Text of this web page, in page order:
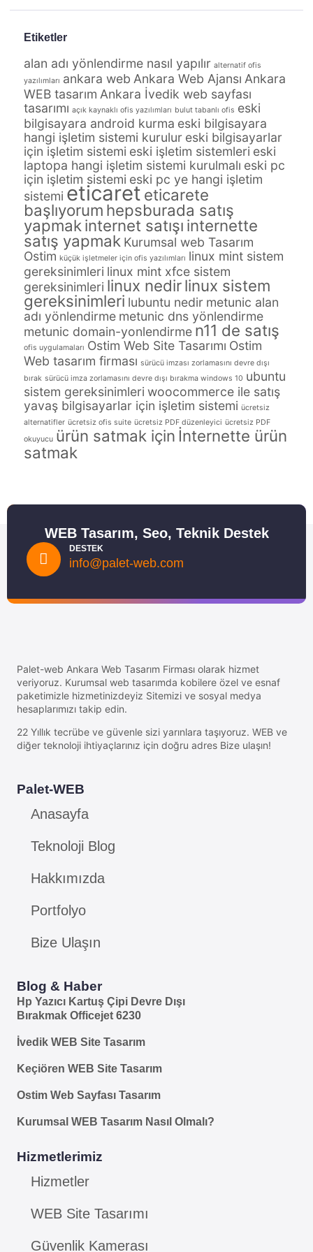
Etiketler
alan adı yönlendirme nasıl yapılır alternatif ofis
yazılımları ankara web Ankara Web Ajansı Ankara
WEB tasarım Ankara İvedik web sayfası
tasarımı açık kaynaklı ofis yazılımları bulut tabanlı ofis eski
bilgisayara android kurma eski bilgisayara
hangi işletim sistemi kurulur eski bilgisayarlar
için işletim sistemi eski işletim sistemleri eski
laptopa hangi işletim sistemi kurulmalı eski pc
için işletim sistemi eski pc ye hangi işletim
sistemi eticaret eticarete
başlıyorum hepsburada satış
yapmak internet satışı internette
satış yapmak Kurumsal web Tasarım
Ostim küçük işletmeler için ofis yazılımları linux mint sistem
gereksinimleri linux mint xfce sistem
gereksinimleri linux nedirlinux sistem
gereksinimleri lubuntu nedir metunic alan
adı yönlendirme metunic dns yönlendirme
metunic domain-yonlendirme n11 de satış
ofis uygulamaları Ostim Web Site Tasarımı Ostim
Web tasarım firması sürücü imzası zorlamasını devre dışı
bırak sürücü imza zorlamasını devre dışı bırakma windows 10 ubuntu
sistem gereksinimleri woocommerce ile satış
yavaş bilgisayarlar için işletim sistemi ücretsiz
alternatifler ücretsiz ofis suite ücretsiz PDF düzenleyici ücretsiz PDF
okuyucu ürün satmak için İnternette ürün
satmak
WEB Tasarım, Seo, Teknik Destek
DESTEK
info@palet-web.com
Palet-web Ankara Web Tasarım Firması olarak hizmet
veriyoruz. Kurumsal web tasarımda kobilere özel ve esnaf
paketimizle hizmetinizdeyiz Sitemizi ve sosyal medya
hesaplarımızı takip edin.
22 Yıllık tecrübe ve güvenle sizi yarınlara taşıyoruz. WEB ve
diğer teknoloji ihtiyaçlarınız için doğru adres Bize ulaşın!
Palet-WEB
Anasayfa
Teknoloji Blog
Hakkımızda
Portfolyo
Bize Ulaşın
Blog & Haber
Hp Yazıcı Kartuş Çipi Devre Dışı
Bırakmak Officejet 6230
İvedik WEB Site Tasarım
Keçiören WEB Site Tasarım
Ostim Web Sayfası Tasarım
Kurumsal WEB Tasarım Nasıl Olmalı?
Hizmetlerimiz
Hizmetler
WEB Site Tasarımı
Güvenlik Kamerası